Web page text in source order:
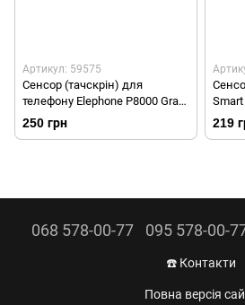
Артикул: 59575
Сенсор (тачскрін) для
телефону Elephone P8000 Gray
Original
250 грн
Smart
219
068 578-00-77 095 578-00-
☎️ Контакти
Повна версія